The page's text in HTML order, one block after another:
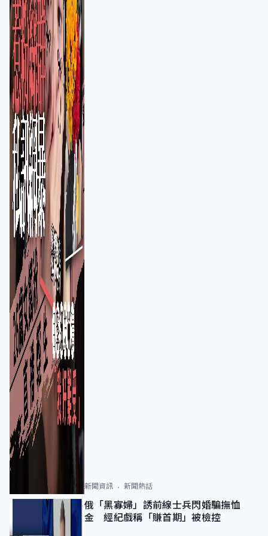
新聞資訊 新聞熱話
俄「黑寡婦」誘前線士兵閃婚騙撫恤
金 經紀戲稱「賺首期」被檢控